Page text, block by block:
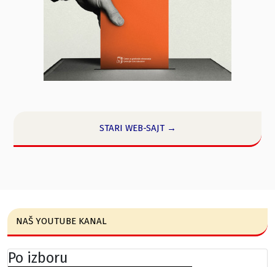
STARI WEB-SAJT →
NAŠ YOUTUBE KANAL
Po izboru